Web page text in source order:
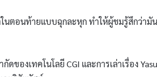
ในตอนท้ายแบบฉุกละหุก ทำให้ผู้ชมรู้สึกว่ามัน
องเทคโนโลยี CGI และการเล่าเรื่อง